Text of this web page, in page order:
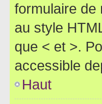
formulaire de
au style
que < et >.
accessible
Haut